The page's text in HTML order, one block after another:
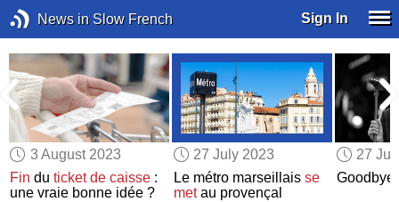
News in Slow French Sign In
3 August 2023
Fin duticket de caisse :
une vraie bonne idée ?
27 July 2023
Le métro marseillais se
metau provençal
27
Goodbye